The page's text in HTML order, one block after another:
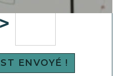
ENVOYÉ !